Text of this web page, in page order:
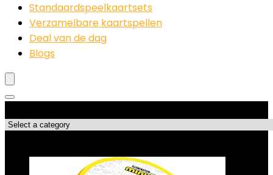
Standaardspeelkaartsets
Verzamelbare kaartspellen
Deal van de dag
Blogs